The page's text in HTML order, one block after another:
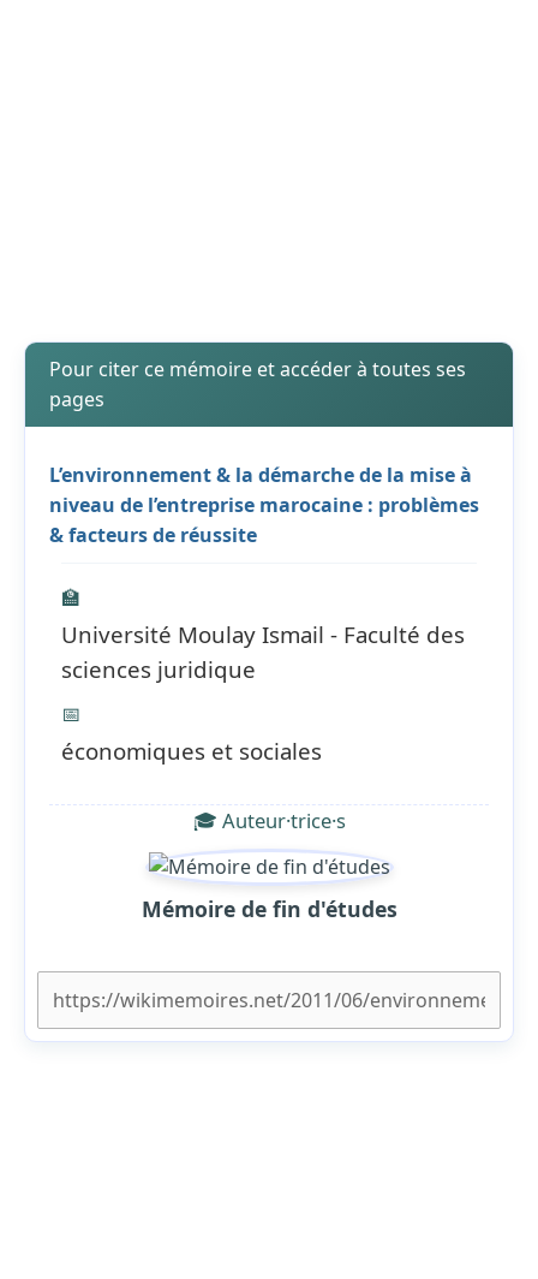
Pour citer ce mémoire et accéder à toutes ses
pages
L’environnement & la démarche de la mise à
niveau de l’entreprise marocaine : problèmes
& facteurs de réussite
🏫
Université Moulay Ismail - Faculté des
sciences juridique
📅
économiques et sociales
🎓 Auteur·trice·s
Mémoire de fin d'études